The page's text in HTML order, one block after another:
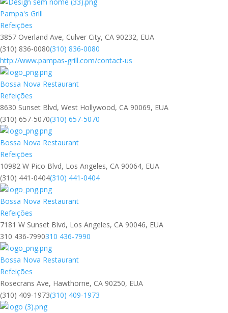
Pampa's Grill
Refeições
3857 Overland Ave, Culver City, CA 90232, EUA
(310) 836-0080(310) 836-0080
http://www.pampas-grill.com/contact-us
Bossa Nova Restaurant
Refeições
8630 Sunset Blvd, West Hollywood, CA 90069, EUA
(310) 657-5070(310) 657-5070
Bossa Nova Restaurant
Refeições
10982 W Pico Blvd, Los Angeles, CA 90064, EUA
(310) 441-0404(310) 441-0404
Bossa Nova Restaurant
Refeições
7181 W Sunset Blvd, Los Angeles, CA 90046, EUA
310 436-7990310 436-7990
Bossa Nova Restaurant
Refeições
Rosecrans Ave, Hawthorne, CA 90250, EUA
(310) 409-1973(310) 409-1973